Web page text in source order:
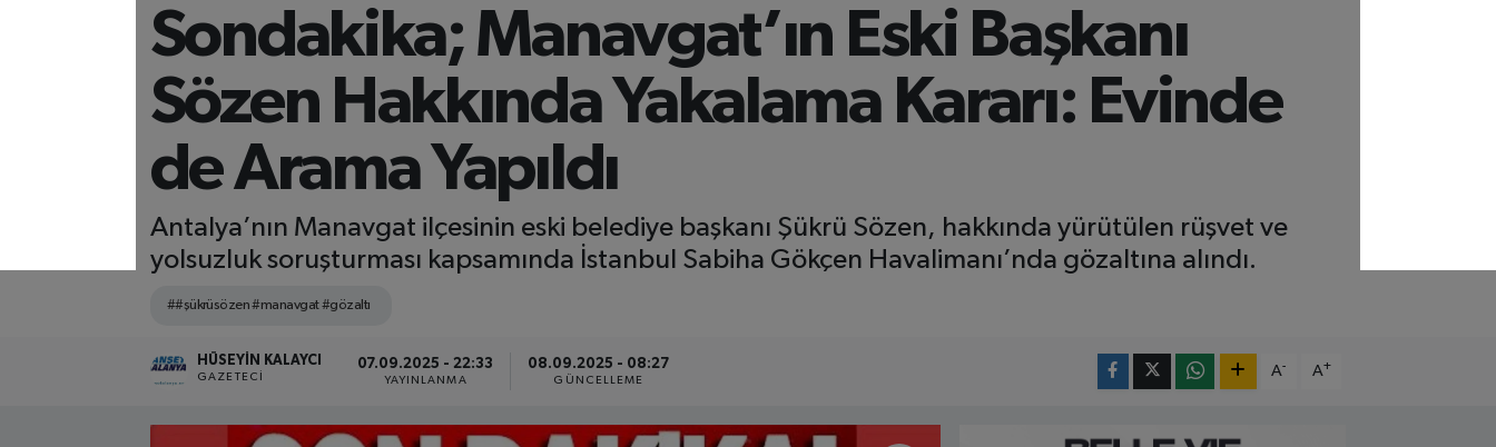
Sondakika; Manavgat’ın Eski Başkanı
Sözen Hakkında Yakalama Kararı: Evinde
de Arama Yapıldı
Antalya’nın Manavgat ilçesinin eski belediye başkanı Şükrü Sözen, hakkında yürütülen rüşvet ve
yolsuzluk soruşturması kapsamında İstanbul Sabiha Gökçen Havalimanı’nda gözaltına alındı.
##şükrüsözen #manavgat #gözaltı
HÜSEYIN KALAYCI
GAZETECI
07.09.2025 - 22:33
YAYINLANMA
08.09.2025 - 08:27
GÜNCELLEME
A- A+